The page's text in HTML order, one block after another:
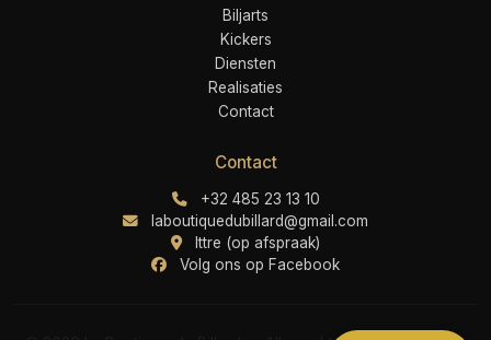
Biljarts
Kickers
Diensten
Realisaties
Contact
Contact
+32 485 23 13 10
laboutiquedubillard@gmail.com
Ittre (op afspraak)
Volg ons op Facebook